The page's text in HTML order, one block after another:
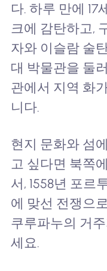
다. 하루 만에
크에 감탄하고,
자와 이슬람 술
대 박물관을 둘
관에서 지역 화
니다.
현지 문화와 섬
고 싶다면 북쪽
서, 1558년 포르
에 맞선 전쟁으
쿠루파누의 거
세요.